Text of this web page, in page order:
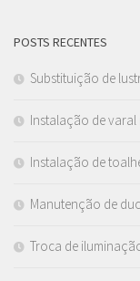
POSTS RECENTES
Substituição de
Instalação de varal
Instalação de
Manutenção de
Troca de